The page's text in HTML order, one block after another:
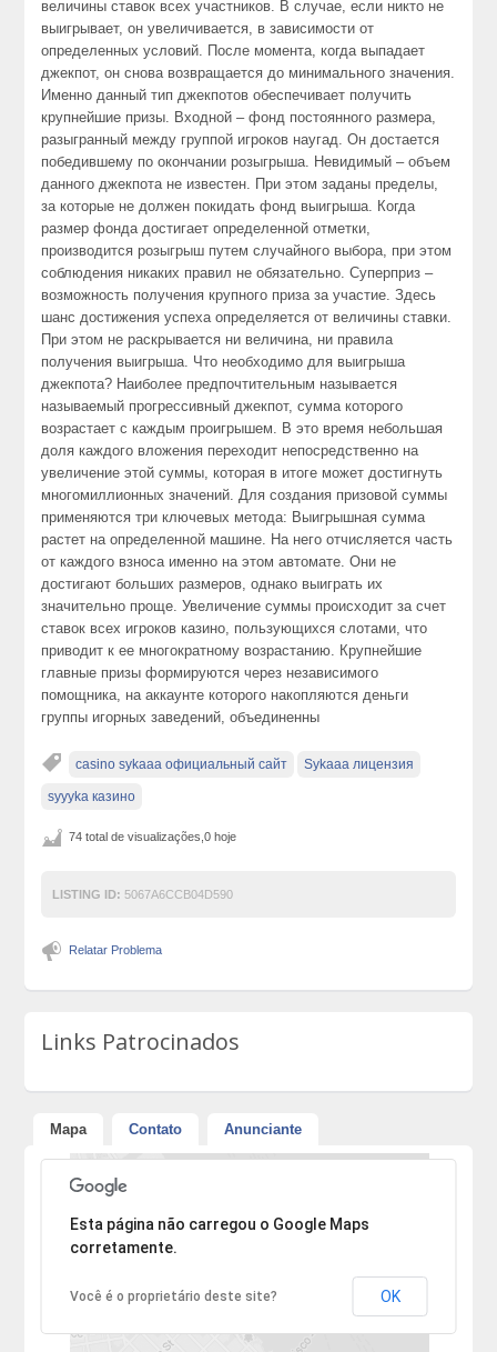
величины ставок всех участников. В случае, если никто не
выигрывает, он увеличивается, в зависимости от
определенных условий. После момента, когда выпадает
джекпот, он снова возвращается до минимального значения.
Именно данный тип джекпотов обеспечивает получить
крупнейшие призы. Входной – фонд постоянного размера,
разыгранный между группой игроков наугад. Он достается
победившему по окончании розыгрыша. Невидимый – объем
данного джекпота не известен. При этом заданы пределы,
за которые не должен покидать фонд выигрыша. Когда
размер фонда достигает определенной отметки,
производится розыгрыш путем случайного выбора, при этом
соблюдения никаких правил не обязательно. Суперприз –
возможность получения крупного приза за участие. Здесь
шанс достижения успеха определяется от величины ставки.
При этом не раскрывается ни величина, ни правила
получения выигрыша. Что необходимо для выигрыша
джекпота? Наиболее предпочтительным называется
называемый прогрессивный джекпот, сумма которого
возрастает с каждым проигрышем. В это время небольшая
доля каждого вложения переходит непосредственно на
увеличение этой суммы, которая в итоге может достигнуть
многомиллионных значений. Для создания призовой суммы
применяются три ключевых метода: Выигрышная сумма
растет на определенной машине. На него отчисляется часть
от каждого взноса именно на этом автомате. Они не
достигают больших размеров, однако выиграть их
значительно проще. Увеличение суммы происходит за счет
ставок всех игроков казино, пользующихся слотами, что
приводит к ее многократному возрастанию. Крупнейшие
главные призы формируются через независимого
помощника, на аккаунте которого накопляются деньги
группы игорных заведений, объединенны
casino sykaaa официальный сайт Sykaaa лицензия
syyyka казино
74 total de visualizações,0 hoje
LISTING ID: 5067A6CCB04D590
Relatar Problema
Links Patrocinados
Mapa Contato Anunciante
Desculpe, mas o endereço não pôde ser encontrado.
Esta página não carregou o Google Maps
corretamente.
Você é o proprietário deste site? OK